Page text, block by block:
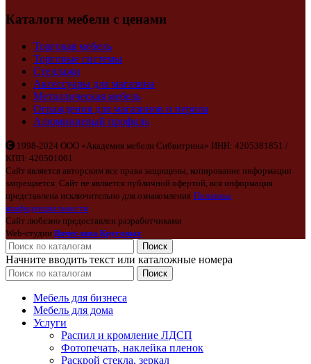
Каталоги мебели с ценами
Торговая мебель
Торговые системы
Стеллажи
Аксессуары для магазина
Металлическая мебель
Ограждения для магазинов и перила
Алюминиевый профиль
1998-2024 ООО «Академия мебели Сибвитрина» ИНН: 4205381851 /
КПП: 420501001
Сайт является авторским все права защищены, копирование информации
запрещается. Сайт не является публичной офертой, вся информация
представлена исключительно для ознакомления Политика
конфиденциальности
Сайт любезно предоставлен разработчиками
Web-студии Вячеслава Круговых
Поиск
Начните вводить текст или каталожные номера
Поиск
Мебель для бизнеса
Мебель для дома
Услуги
Распил и кромление ЛДСП
Фотопечать, наклейка пленок
Раскрой стекла, зеркал